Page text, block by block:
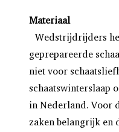
Materiaal
Wedstrijdrijders
geprepareerde
niet voor
schaatswinterslaap
in Nederland. Voor
zaken belangrijk en